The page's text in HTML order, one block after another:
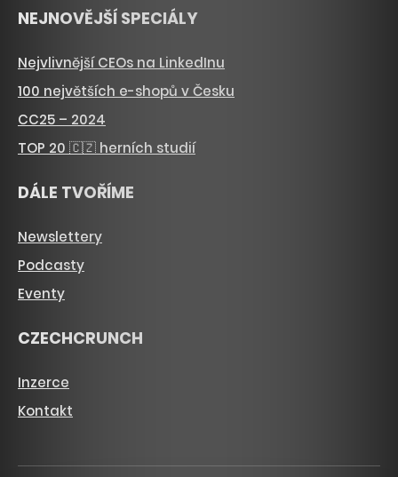
NEJNOVĚJŠÍ SPECIÁLY
Nejvlivnější CEOs na LinkedInu
100 největších e-shopů v Česku
CC25 – 2024
TOP 20 🇨🇿 herních studií
DÁLE TVOŘÍME
Newslettery
Podcasty
Eventy
CZECHCRUNCH
Inzerce
Kontakt